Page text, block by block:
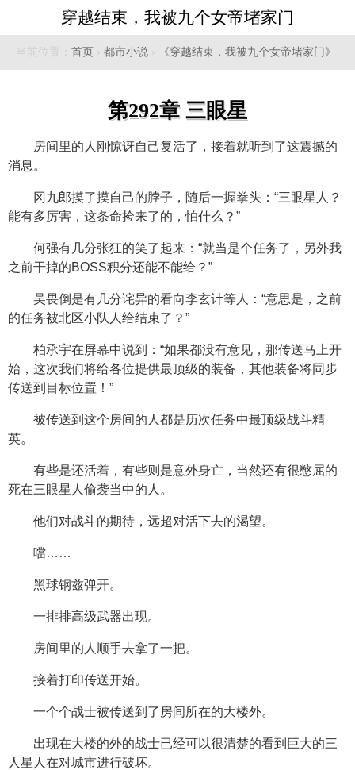
穿越结束，我被九个女帝堵家门
当前位置： 首页 › 都市小说 › 《穿越结束，我被九个女帝堵家门》
第292章 三眼星
房间里的人刚惊讶自己复活了，接着就听到了这震撼的
消息。
冈九郎摸了摸自己的脖子，随后一握拳头：“三眼星人？
能有多厉害，这条命捡来了的，怕什么？”
何强有几分张狂的笑了起来：“就当是个任务了，另外我
之前干掉的BOSS积分还能不能给？”
吴畏倒是有几分诧异的看向李玄计等人：“意思是，之前
的任务被北区小队人给结束了？”
柏承宇在屏幕中说到：“如果都没有意见，那传送马上开
始，这次我们将给各位提供最顶级的装备，其他装备将同步
传送到目标位置！”
被传送到这个房间的人都是历次任务中最顶级战斗精
英。
有些是还活着，有些则是意外身亡，当然还有很憋屈的
死在三眼星人偷袭当中的人。
他们对战斗的期待，远超对活下去的渴望。
噹……
黑球钢兹弹开。
一排排高级武器出现。
房间里的人顺手去拿了一把。
接着打印传送开始。
一个个战士被传送到了房间所在的大楼外。
出现在大楼的外的战士已经可以很清楚的看到巨大的三
人星人在对城市进行破坏。